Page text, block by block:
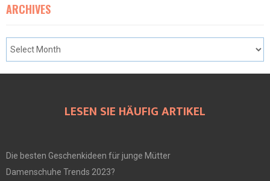
ARCHIVES
LESEN SIE HÄUFIG ARTIKEL
Die besten Geschenkideen für junge Mütter
Damenschuhe Trends 2023?